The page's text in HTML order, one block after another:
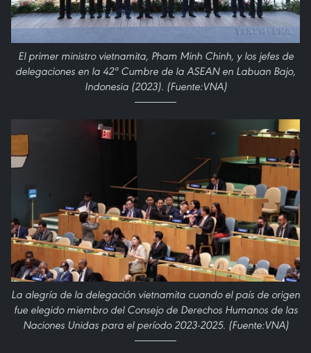
El primer ministro vietnamita, Pham Minh Chinh, y los jefes de
delegaciones en la 42ª Cumbre de la ASEAN en Labuan Bajo,
Indonesia (2023). (Fuente:VNA)
La alegría de la delegación vietnamita cuando el país de origen
fue elegido miembro del Consejo de Derechos Humanos de las
Naciones Unidas para el período 2023-2025. (Fuente:VNA)